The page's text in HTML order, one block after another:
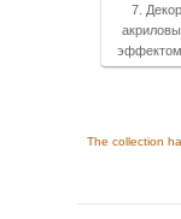
7.
The collection